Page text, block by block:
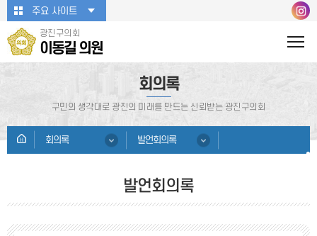
본문바로가기주요 사이트
광진구의회
이동길 의원
회의록
구민의 생각대로 광진의 미래를 만드는 신뢰받는 광진구의회
회의록 발언회의록
발언회의록